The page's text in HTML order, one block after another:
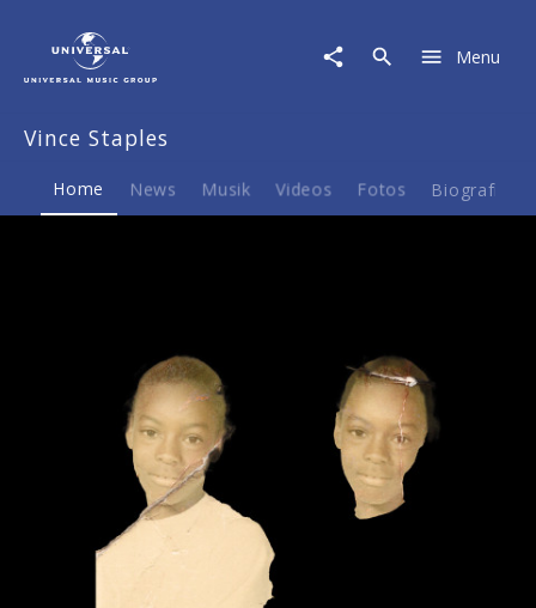
Musik
Merch
Menu
Vince Staples
Home News Musik Videos Fotos Biografie